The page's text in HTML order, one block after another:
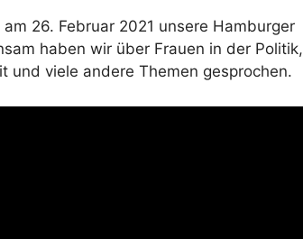
26. Februar 2021 unsere Hamburger
haben wir über Frauen in der Politik,
und viele andere Themen gesprochen.